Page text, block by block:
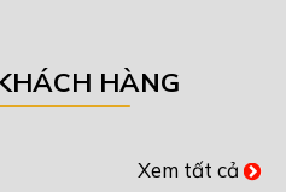
HÀNG
Xem tất cả